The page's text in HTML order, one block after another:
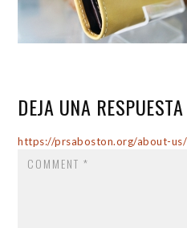
DEJA UNA RESPUESTA
https://prsaboston.org/about-us/